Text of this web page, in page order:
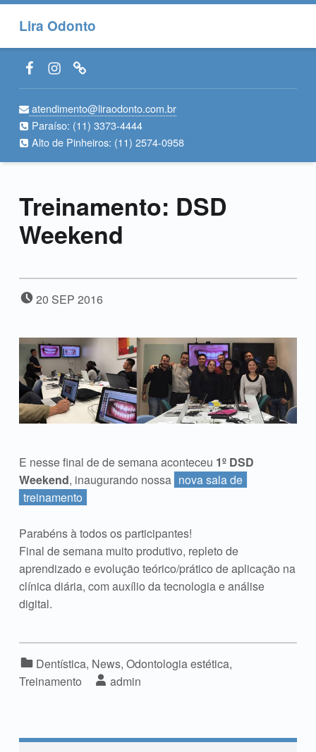
Lira Odonto
Facebook LiraOdonto
Instagram LiraOdonto
Site LiraOdonto
atendimento@liraodonto.com.br
Paraíso: (11) 3373-4444
Alto de Pinheiros: (11) 2574-0958
Treinamento: DSD
Weekend
POSTED ON:
20 SEP 2016
E nesse final de de semana aconteceu 1º DSD
Weekend, inaugurando nossa nova sala de
treinamento
Parabéns à todos os participantes!
Final de semana muito produtivo, repleto de
aprendizado e evolução teórico/prático de aplicação na
clínica diária, com auxílio da tecnologia e análise
digital.
Categorized in:
Dentística, News, Odontologia estética,
Treinamento
Written by:
admin